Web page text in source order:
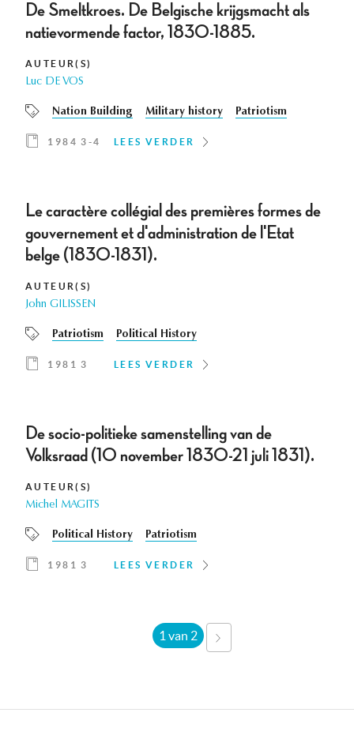
De Smeltkroes. De Belgische krijgsmacht als
natievormende factor, 1830-1885.
AUTEUR(S)
Luc DE VOS
Nation Building Military history Patriotism
1984 3-4 LEES VERDER
Le caractère collégial des premières formes de
gouvernement et d'administration de l'Etat
belge (1830-1831).
AUTEUR(S)
John GILISSEN
Patriotism Political History
1981 3 LEES VERDER
De socio-politieke samenstelling van de
Volksraad (10 november 1830-21 juli 1831).
AUTEUR(S)
Michel MAGITS
Political History Patriotism
1981 3 LEES VERDER
1 van 2